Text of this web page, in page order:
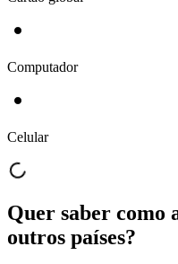
Computador
Celular
Quer saber como
outros países?